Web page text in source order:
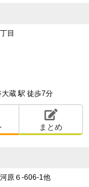
目
蔵 駅 徒歩7分
まとめ
原６-606-1他